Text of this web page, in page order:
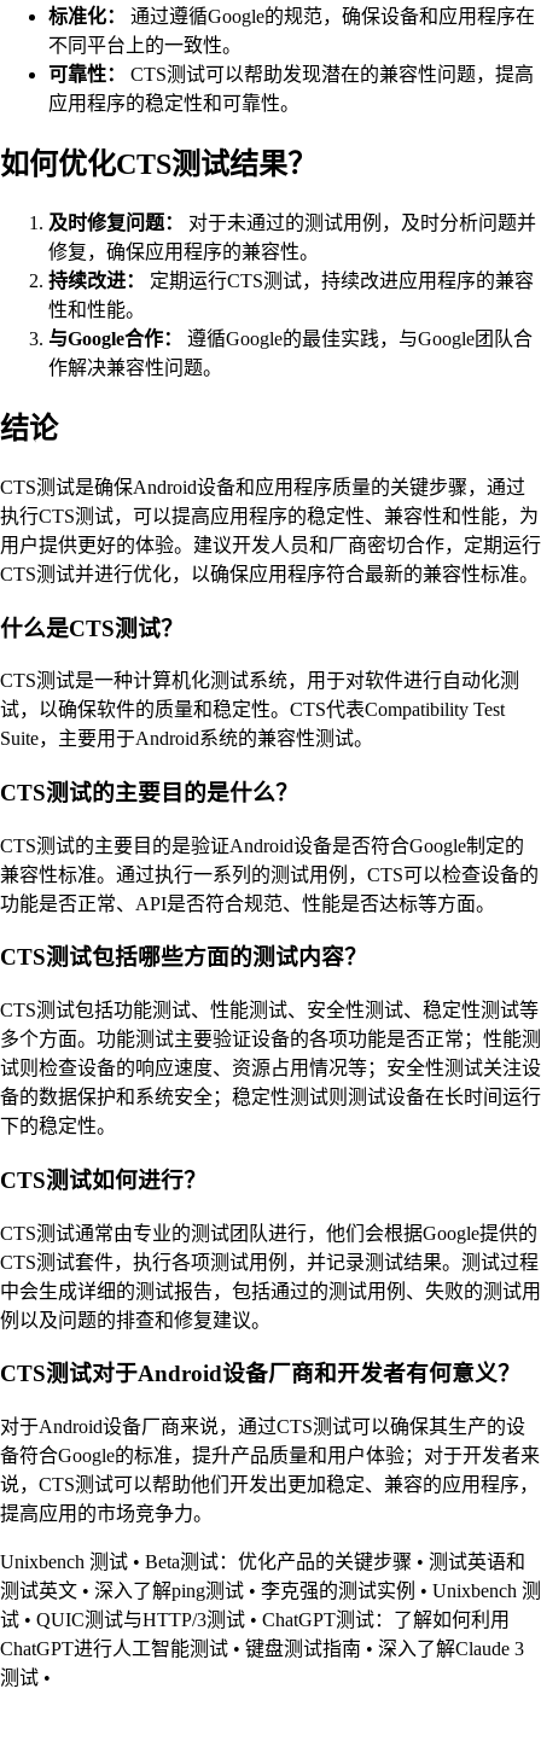
标准化：
通过遵循Google的规范，确保设备和应用程序在
不同平台上的一致性。
可靠性：
CTS测试可以帮助发现潜在的兼容性问题，提高
应用程序的稳定性和可靠性。
如何优化CTS测试结果？
及时修复问题：
对于未通过的测试用例，及时分析问题并
修复，确保应用程序的兼容性。
持续改进：
定期运行CTS测试，持续改进应用程序的兼容
性和性能。
与Google合作：
遵循Google的最佳实践，与Google团队合
作解决兼容性问题。
结论
CTS测试是确保Android设备和应用程序质量的关键步骤，通过
执行CTS测试，可以提高应用程序的稳定性、兼容性和性能，为
用户提供更好的体验。建议开发人员和厂商密切合作，定期运行
CTS测试并进行优化，以确保应用程序符合最新的兼容性标准。
什么是CTS测试？
CTS测试是一种计算机化测试系统，用于对软件进行自动化测
试，以确保软件的质量和稳定性。CTS代表Compatibility Test
Suite，主要用于Android系统的兼容性测试。
CTS测试的主要目的是什么？
CTS测试的主要目的是验证Android设备是否符合Google制定的
兼容性标准。通过执行一系列的测试用例，CTS可以检查设备的
功能是否正常、API是否符合规范、性能是否达标等方面。
CTS测试包括哪些方面的测试内容？
CTS测试包括功能测试、性能测试、安全性测试、稳定性测试等
多个方面。功能测试主要验证设备的各项功能是否正常；性能测
试则检查设备的响应速度、资源占用情况等；安全性测试关注设
备的数据保护和系统安全；稳定性测试则测试设备在长时间运行
下的稳定性。
CTS测试如何进行？
CTS测试通常由专业的测试团队进行，他们会根据Google提供的
CTS测试套件，执行各项测试用例，并记录测试结果。测试过程
中会生成详细的测试报告，包括通过的测试用例、失败的测试用
例以及问题的排查和修复建议。
CTS测试对于Android设备厂商和开发者有何意义？
对于Android设备厂商来说，通过CTS测试可以确保其生产的设
备符合Google的标准，提升产品质量和用户体验；对于开发者来
说，CTS测试可以帮助他们开发出更加稳定、兼容的应用程序，
提高应用的市场竞争力。
Unixbench 测试 • Beta测试：优化产品的关键步骤 • 测试英语和
测试英文 • 深入了解ping测试 • 李克强的测试实例 • Unixbench 测
试 • QUIC测试与HTTP/3测试 • ChatGPT测试：了解如何利用
ChatGPT进行人工智能测试 • 键盘测试指南 • 深入了解Claude 3
测试 •